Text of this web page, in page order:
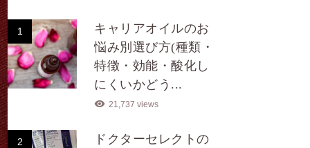
1
キャリアオイルのお
悩み別選び方(種類・
特徴・効能・酸化し
にくいかどう...
21,737 views
2
ドクターセレクトの